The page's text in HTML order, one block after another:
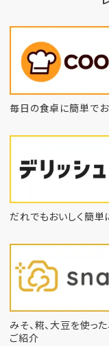
毎日の食卓に簡単でお
だれでもおいしく簡単
みそ、糀、大豆を使っ
ご紹介